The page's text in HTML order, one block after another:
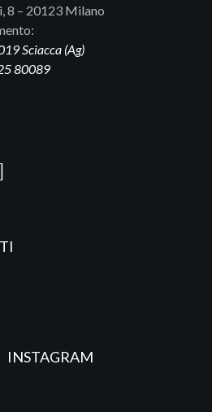
8 – 20123 Milano
Sciacca (Ag)
80089
INSTAGRAM